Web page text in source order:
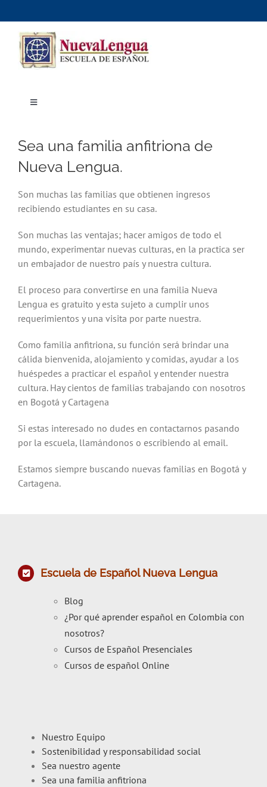
to
content
Toggle
Dónde estudiar
Alojamiento
Contáctanos
Sea una familia anfitriona de
Nueva Lengua.
Son muchas las familias que obtienen ingresos
recibiendo estudiantes en su casa.
Son muchas las ventajas; hacer amigos de todo el
mundo, experimentar nuevas culturas, en la practica ser
un embajador de nuestro país y nuestra cultura.
El proceso para convertirse en una familia Nueva
Lengua es gratuito y esta sujeto a cumplir unos
requerimientos y una visita por parte nuestra.
Como familia anfitriona, su función será brindar una
cálida bienvenida, alojamiento y comidas, ayudar a los
huéspedes a practicar el español y entender nuestra
cultura. Hay cientos de familias trabajando con nosotros
en Bogotá y Cartagena
Si estas interesado no dudes en contactarnos pasando
por la escuela, llamándonos o escribiendo al email.
Estamos siempre buscando nuevas familias en Bogotá y
Cartagena.
Escuela de Español Nueva Lengua
Blog
¿Por qué aprender español en Colombia con
nosotros?
Cursos de Español Presenciales
Cursos de español Online
Nuestro Equipo
Sostenibilidad y responsabilidad social
Sea nuestro agente
Sea una familia anfitriona